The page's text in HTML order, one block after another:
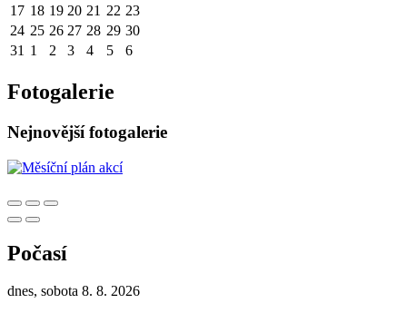
17 18 19 20 21 22 23
24 25 26 27 28 29 30
31 1 2 3 4 5 6
Fotogalerie
Nejnovější fotogalerie
Počasí
dnes, sobota 8. 8. 2026